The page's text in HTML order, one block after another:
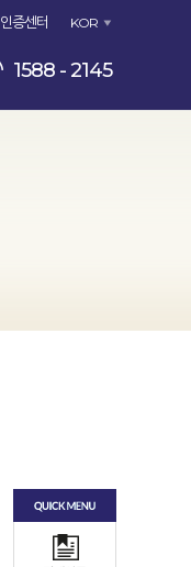
인증센터 KOR
1588 - 2145